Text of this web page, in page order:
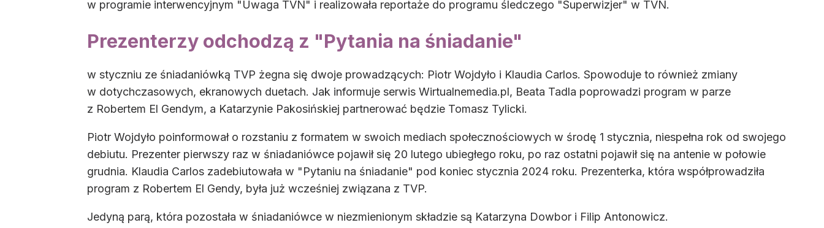
w programie interwencyjnym "Uwaga TVN" i realizowała reportaże do programu śledczego "Superwizjer" w TVN.
Prezenterzy odchodzą z "Pytania na śniadanie"
w styczniu ze śniadaniówką TVP żegna się dwoje prowadzących: Piotr Wojdyło i Klaudia Carlos. Spowoduje to również zmiany
w dotychczasowych, ekranowych duetach. Jak informuje serwis Wirtualnemedia.pl, Beata Tadla poprowadzi program w parze
z Robertem El Gendym, a Katarzynie Pakosińskiej partnerować będzie Tomasz Tylicki.
Piotr Wojdyło poinformował o rozstaniu z formatem w swoich mediach społecznościowych w środę 1 stycznia, niespełna rok od swojego
debiutu. Prezenter pierwszy raz w śniadaniówce pojawił się 20 lutego ubiegłego roku, po raz ostatni pojawił się na antenie w połowie
grudnia. Klaudia Carlos zadebiutowała w "Pytaniu na śniadanie" pod koniec stycznia 2024 roku. Prezenterka, która współprowadziła
program z Robertem El Gendy, była już wcześniej związana z TVP.
Jedyną parą, która pozostała w śniadaniówce w niezmienionym składzie są Katarzyna Dowbor i Filip Antonowicz.